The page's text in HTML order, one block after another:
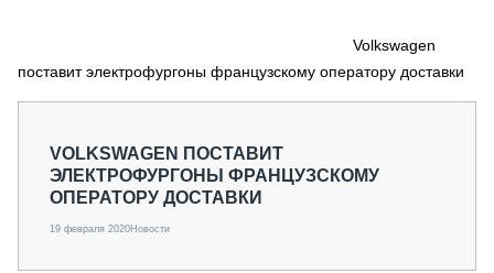
СПЕЦПРОЕКТЫ
О ПРОЕКТЕ
Volkswagen
поставит электрофургоны французскому оператору доставки
VOLKSWAGEN ПОСТАВИТ
ЭЛЕКТРОФУРГОНЫ ФРАНЦУЗСКОМУ
ОПЕРАТОРУ ДОСТАВКИ
19 февраля 2020Новости